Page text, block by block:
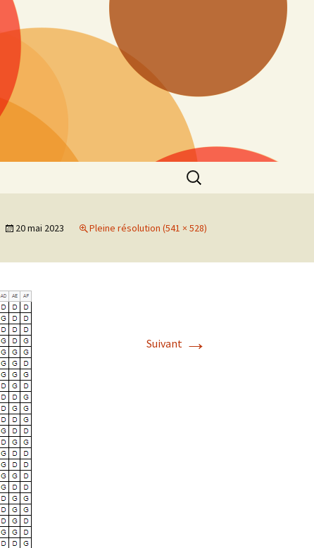
Rechercher :
20 mai 2023 Pleine résolution (541 × 528)
Suivant →